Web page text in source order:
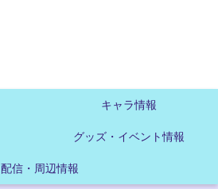
キャラ情報
グッズ・イベント情報
配信・周辺情報